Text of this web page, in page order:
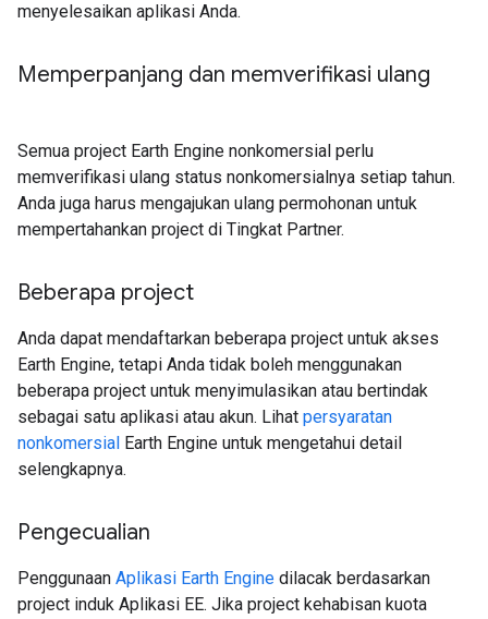
menyelesaikan aplikasi Anda.
Memperpanjang dan memverifikasi ulang
Semua project Earth Engine nonkomersial perlu
memverifikasi ulang status nonkomersialnya setiap tahun.
Anda juga harus mengajukan ulang permohonan untuk
mempertahankan project di Tingkat Partner.
Beberapa project
Anda dapat mendaftarkan beberapa project untuk akses
Earth Engine, tetapi Anda tidak boleh menggunakan
beberapa project untuk menyimulasikan atau bertindak
sebagai satu aplikasi atau akun. Lihat persyaratan
nonkomersial Earth Engine untuk mengetahui detail
selengkapnya.
Pengecualian
Penggunaan Aplikasi Earth Engine dilacak berdasarkan
project induk Aplikasi EE. Jika project kehabisan kuota